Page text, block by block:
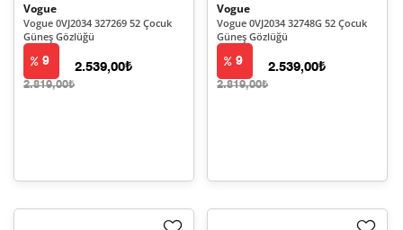
Vogue
Vogue 0VJ2034 327269 52 Çocuk
Güneş Gözlüğü
9
2.819,00₺
2.539,00₺
Vogue
Vogue 0VJ2034 32748G 52 Çocuk
Güneş Gözlüğü
9
2.819,00₺
2.539,00₺